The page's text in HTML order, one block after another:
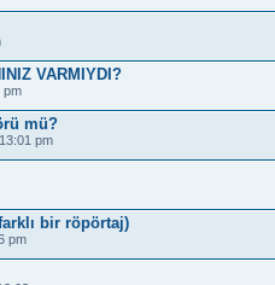
VARMIYDI?
pm
mü?
pm
bir röpörtaj)
pm